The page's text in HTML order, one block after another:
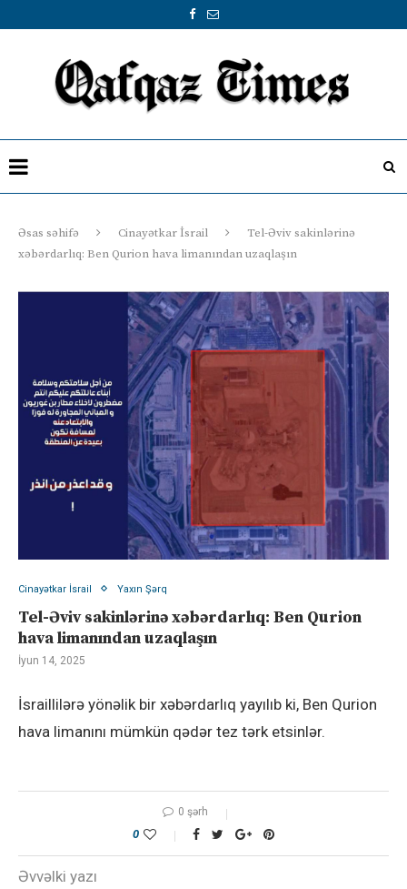
Əsas səhifə Cinayətkar İsrail
Tel-Əviv sakinlərinə
xəbərdarlıq: Ben Qurion hava limanından uzaqlaşın
Cinayətkar İsrail Yaxın Şərq
Tel-Əviv sakinlərinə xəbərdarlıq: Ben Qurion
hava limanından uzaqlaşın
İyun 14, 2025
İsraillilərə yönəlik bir xəbərdarlıq yayılıb ki, Ben Qurion
hava limanını mümkün qədər tez tərk etsinlər.
0 şərh
0
Əvvəlki yazı